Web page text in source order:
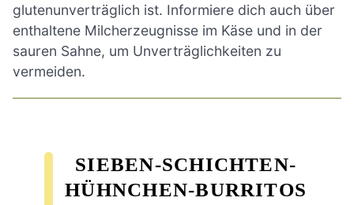
glutenunverträglich ist. Informiere dich auch über
enthaltene Milcherzeugnisse im Käse und in der
sauren Sahne, um Unverträglichkeiten zu
vermeiden.
SIEBEN-SCHICHTEN-
HÜHNCHEN-BURRITOS